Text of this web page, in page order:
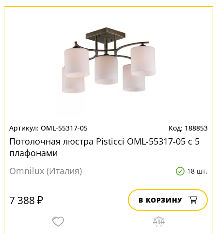
OML-55317-05 188853
Потолочная люстра Pisticci OML-55317-05 с 5
плафонами
Omnilux (Италия)
18 шт.
7 388 ₽ В КОРЗИНУ